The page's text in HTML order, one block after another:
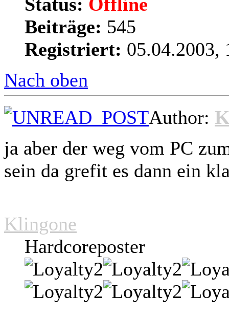
Beiträge: 545
Registriert: 05.04.2003,
Nach oben
Author:
ja aber der weg vom PC
sein da grefit es dann ein
Klingone
Hardcoreposter